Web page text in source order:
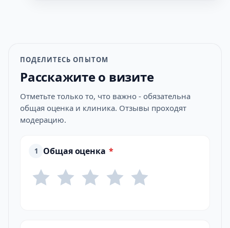
ПОДЕЛИТЕСЬ ОПЫТОМ
Расскажите о визите
Отметьте только то, что важно - обязательна
общая оценка и клиника. Отзывы проходят
модерацию.
1 Общая оценка *